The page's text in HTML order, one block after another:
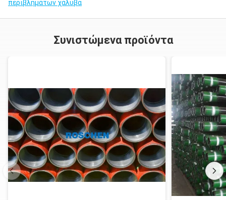
περιβλημάτων χάλυβα
Συνιστώμενα προϊόντα